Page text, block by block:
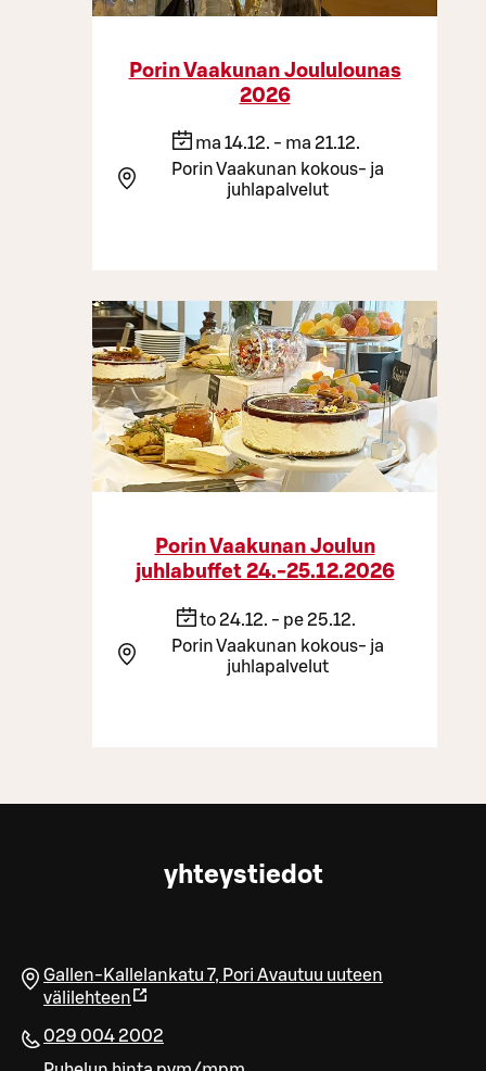
Porin Vaakunan Joululounas
2026
ma 14.12. - ma 21.12.
Porin Vaakunan kokous- ja
juhlapalvelut
Porin Vaakunan Joulun
juhlabuffet 24.-25.12.2026
to 24.12. - pe 25.12.
Porin Vaakunan kokous- ja
juhlapalvelut
yhteystiedot
Gallen-Kallelankatu 7, Pori Avautuu uuteen
välilehteen
029 004 2002